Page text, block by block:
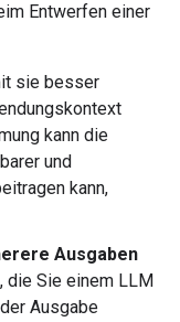
Entwerfen einer
sie besser
kann die
und
kann,
Ausgaben
die Sie einem LLM
Ausgabe